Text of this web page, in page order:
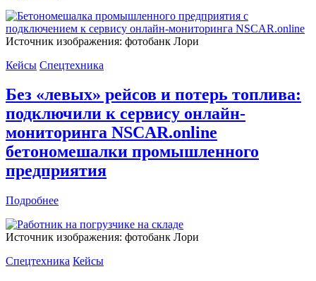
Источник изображения: фотобанк Лори
Кейсы Спецтехника
Без «левых» рейсов и потерь топлива:
подключили к сервису онлайн-
мониторинга NSCAR.online
бетономешалки промышленного
предприятия
Подробнее
Источник изображения: фотобанк Лори
Спецтехника Кейсы